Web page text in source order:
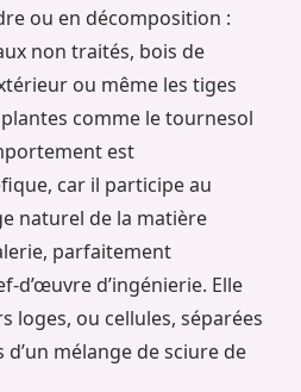
ou en décomposition :
non traités, bois de
ou même les tiges
comme le tournesol
est
car il participe au
naturel de la matière
parfaitement
d’œuvre d’ingénierie. Elle
loges, ou cellules, séparées
mélange de sciure de